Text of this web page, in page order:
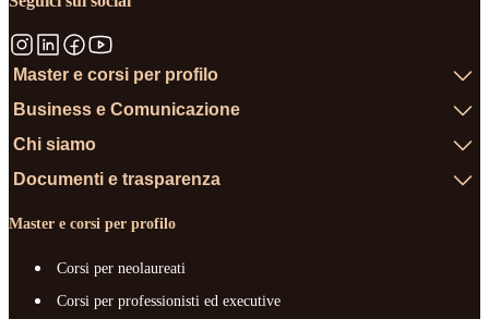
Master e corsi per profilo
Business e Comunicazione
Chi siamo
Documenti e trasparenza
Master e corsi per profilo
Corsi per neolaureati
Corsi per professionisti ed executive